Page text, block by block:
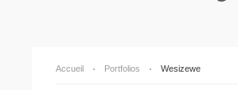
Accueil Portfolios Wesizewe